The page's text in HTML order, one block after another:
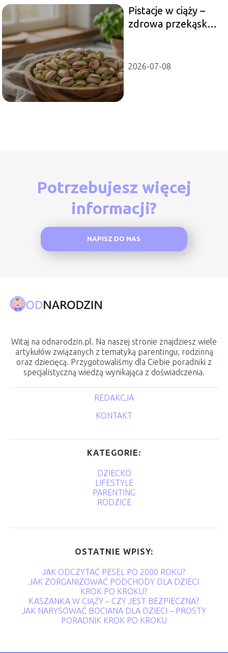
Pistacje w ciąży –
zdrowa przekąska
2026-07-08
Potrzebujesz więcej
informacji?
NAPISZ DO NAS
Witaj na odnarodzin.pl. Na naszej stronie znajdziesz wiele
artykułów związanych z tematyką parentingu, rodzinną
oraz dziecięcą. Przygotowaliśmy dla Ciebie poradniki z
specjalistyczną wiedzą wynikająca z doświadczenia.
REDAKCJA
KONTAKT
KATEGORIE:
DZIECKO
LIFESTYLE
PARENTING
RODZICE
OSTATNIE WPISY:
JAK ODCZYTAĆ PESEL PO 2000 ROKU?
JAK ZORGANIZOWAĆ PODCHODY DLA DZIECI
KROK PO KROKU?
KASZANKA W CIĄŻY – CZY JEST BEZPIECZNA?
JAK NARYSOWAĆ BOCIANA DLA DZIECI – PROSTY
PORADNIK KROK PO KROKU